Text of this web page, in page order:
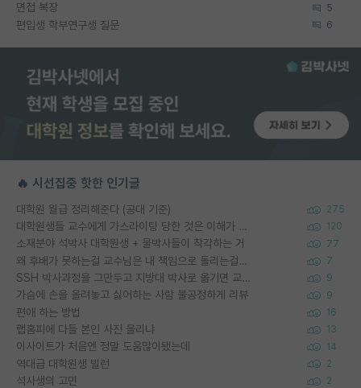
면접 복장 5
편입생 학부연구생 질문 6
🔥 시선집중 핫한 인기글
대학원 월급 정리해준다 (공대 기준) 275
대학원생들 교수에게 가스라이팅 당한 것은 이해가 갑니다. 안타깝네요. 120
소재분야 석박사 대학원생 + 물박사들이 착각하는 거 77
왜 후배가 못하는걸 교수님은 내 책임으로 돌리는걸까요? 7
SSH 박사과정을 그만두고 지방대 박사로 옮기면 교수의 꿈은 끝일까요? 9
가슴에 손을 올려놓고 싫어하는 사람 불공정하게 리뷰 9
편애 하는 방법 16
랩홈피에 다들 본인 사진 올리냐 13
이사이트가 처음엔 정말 도움많이됐는데 14
역대급 대학원생 빌런 2
석사생의 고민 2